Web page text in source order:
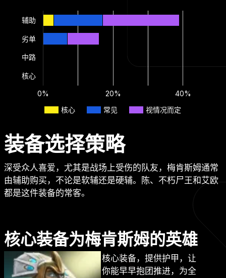
核心 常见 视情况而定
0% 20% 40%
辅助
劣单
中路
核心
装备选择策略
深受众人喜爱，尤其是战场上受伤的队友，梅肯斯姆通常
由辅助购买，不论是软辅还是硬辅。陈、不朽尸王和艾欧
都是这件装备的常客。
核心装备为梅肯斯姆的英雄
核心装备，提供护甲，让
你能早早抱团推进，为全